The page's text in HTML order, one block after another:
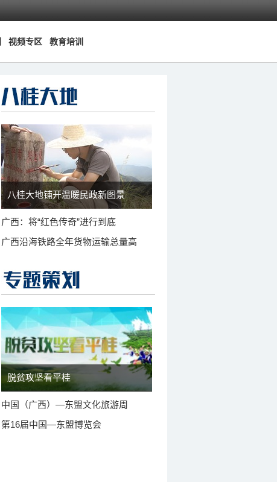
视频专区 教育培训
八桂大地铺开温暖民政新图景
广西：将“红色传奇”进行到底
广西沿海铁路全年货物运输总量高
脱贫攻坚看平桂
中国（广西）—东盟文化旅游周
第16届中国—东盟博览会